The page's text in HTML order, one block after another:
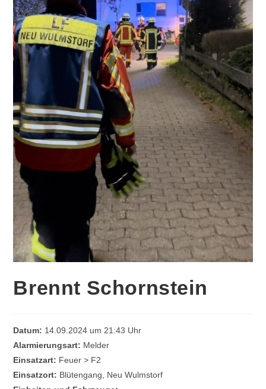
Brennt Schornstein
Datum: 14.09.2024 um 21:43 Uhr
Alarmierungsart: Melder
Einsatzart: Feuer > F2
Einsatzort: Blütengang, Neu Wulmstorf